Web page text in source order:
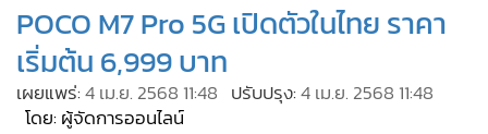
• คอลัมนิสต์
• ละคร
CbizReview
POCO M7 Pro 5G เปิดตัวในไทย ราคา
เริ่มต้น 6,999 บาท
เผยแพร่:4 เม.ย. 2568 11:48 ปรับปรุง:4 เม.ย. 2568 11:48
โดย: ผู้จัดการออนไลน์